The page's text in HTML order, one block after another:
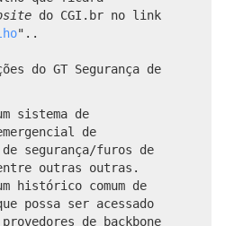
do CGI.br no link
"..
do GT Segurança de
sistema de
de
segurança/furos de
outras outras.
histórico comum de
possa ser acessado
de backbone